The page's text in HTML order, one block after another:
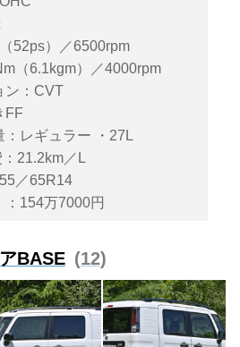
52ps）／6500rpm
（6.1kgm）／4000rpm
ン：CVT
FF
レギュラー ・27L
21.2km／L
／65R14
154万7000円
BASE 12